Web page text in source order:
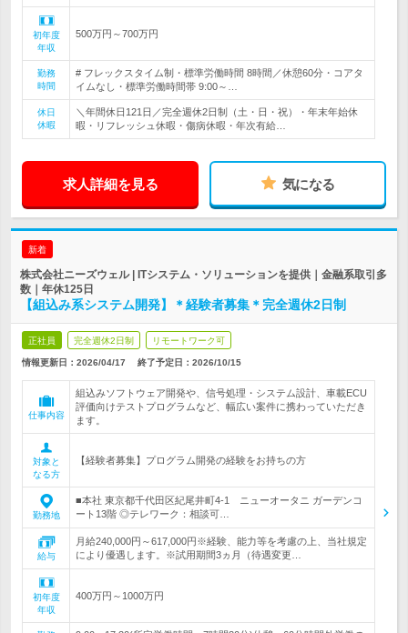
初年度
年収
500万円～700万円
勤務
時間
# フレックスタイム制・標準労働時間 8時間／休憩60分・コアタ
イムなし・標準労働時間帯 9:00～…
休日
休暇
＼年間休日121日／完全週休2日制（土・日・祝）・年末年始休
暇・リフレッシュ休暇・傷病休暇・年次有給…
求人詳細を見る 気になる
新着
株式会社ニーズウェル | ITシステム・ソリューションを提供｜金融系取引多
数｜年休125日
【組込み系システム開発】＊経験者募集＊完全週休2日制
正社員 完全週休2日制 リモートワーク可
情報更新日：2026/04/17 終了予定日： 2026/10/15
仕事内容
組込みソフトウェア開発や、信号処理・システム設計、車載ECU
評価向けテストプログラムなど、幅広い案件に携わっていただき
ます。
対象と
なる方
【経験者募集】プログラム開発の経験をお持ちの方
勤務地
■本社 東京都千代田区紀尾井町4-1 ニューオータニ ガーデンコ
ート13階 ◎テレワーク：相談可…
給与
月給240,000円～617,000円※経験、能力等を考慮の上、当社規定
により優遇します。※試用期間3ヵ月（待遇変更…
初年度
年収
400万円～1000万円